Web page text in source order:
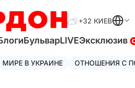
+32 КИЕВ
БульварLIVEЭксклюзив
В УКРАИНЕ ОТНОШЕНИЯ С